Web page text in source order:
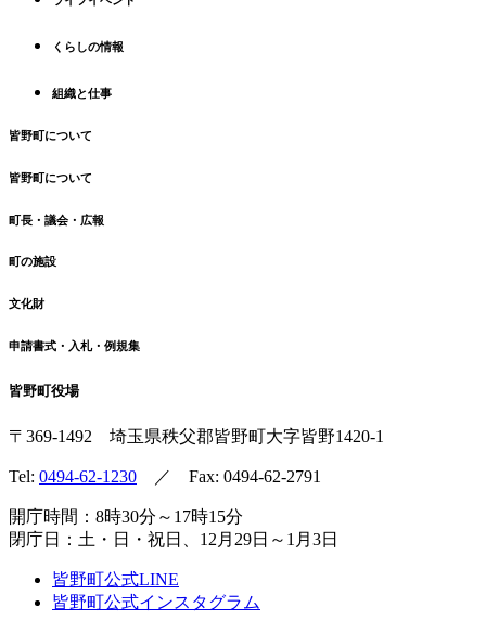
くらしの情報
組織と仕事
皆野町について
皆野町について
町長・議会・広報
町の施設
文化財
申請書式・入札・例規集
皆野町役場
〒369-1492 埼玉県秩父郡皆野町大字皆野1420-1
Tel: 0494-62-1230 ／ Fax: 0494-62-2791
開庁時間：8時30分～17時15分
閉庁日：土・日・祝日、12月29日～1月3日
皆野町公式LINE
皆野町公式インスタグラム